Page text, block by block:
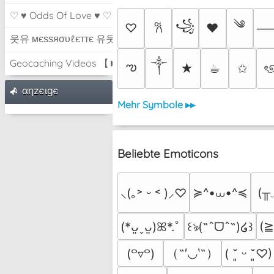
♡ ♥ Odds Of Love ♥ ♡
웃유 мєѕѕяσυℓєттє 유웃
Geocaching Videos 【►】
αηzєιgє
♡ 𐙚 ꧁ ♥ ༄
ఌ ༒︎ ★ ☕︎ ✩
Mehr Symbole ▸▸
Beliebte Emoticons
⸜(｡˃ ᵕ ˂ )⸝♡ ≽^•⩊•^≼
(*ᴗ͈ˬᴗ͈)ꕤ*.ﾟ ꒰ঌ(˶ˆᗜˆ˵)໒꒱
(꒪▿꒪)
（˶′◡‵˶）
( ˘͈ ᵕ ˘͈♡)